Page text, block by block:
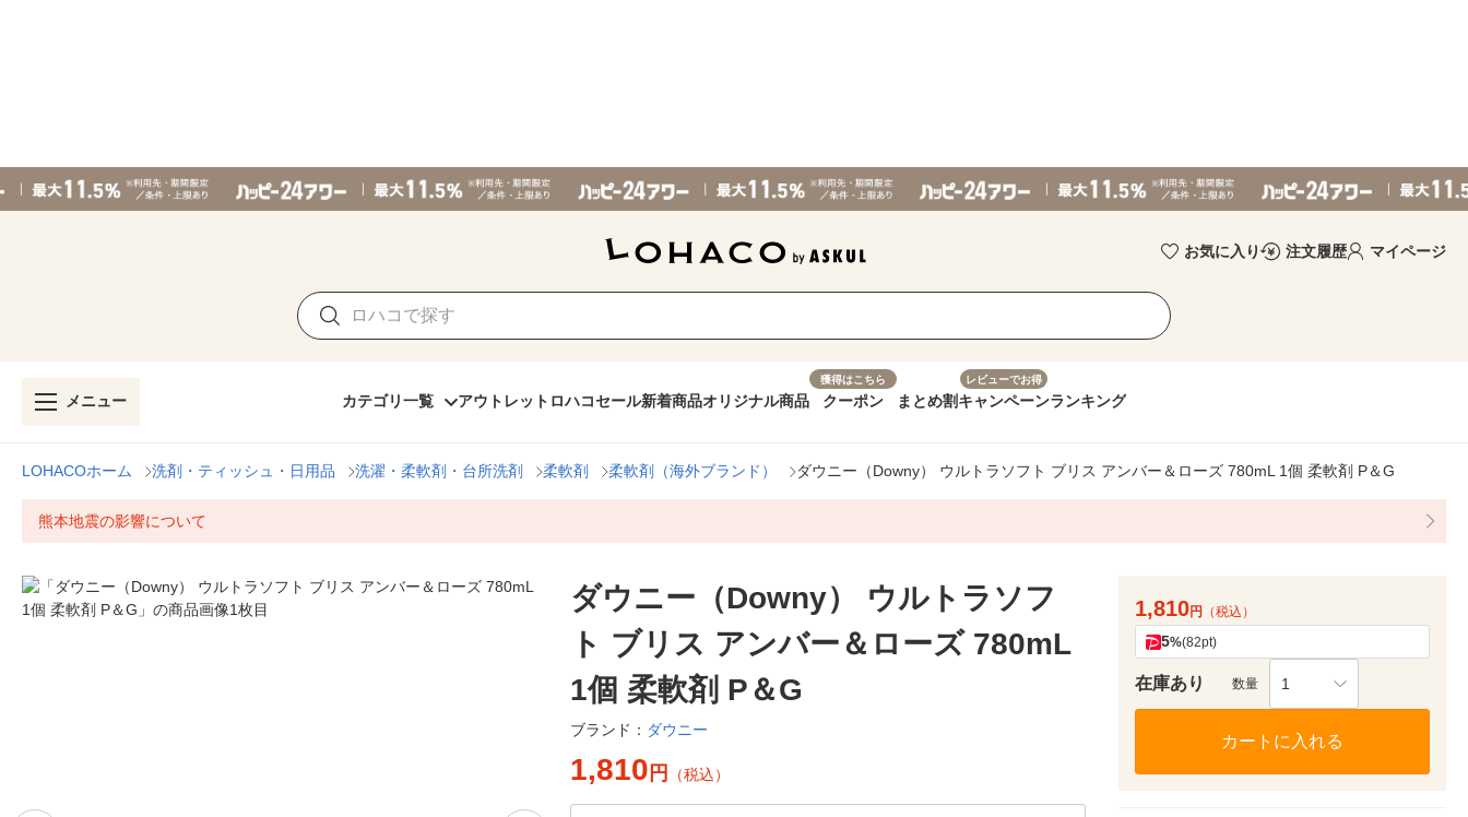
お気に入り 注文履歴 マイページ
メニュー カテゴリ一覧 アウトレット ロハコセール新着商品オリジナル商品
獲得はこちら
クーポン まとめ割
レビューでお得
キャンペーンランキング
LOHACOホーム 洗剤・ティッシュ・日用品 洗濯・柔軟剤・台所洗剤 柔軟剤 柔軟剤（海外ブランド） ダウニー（Downy） ウルトラソフト ブリス アンバー＆ローズ 780mL 1個 柔軟剤 P＆G
熊本地震の影響について
ダウニー（Downy） ウルトラソフ
ト ブリス アンバー＆ローズ 780mL
1個 柔軟剤 P＆G
ブランド： ダウニー
1,810 円 （税込）
1,810円 （税込）
5%(82pt)
在庫あり 数量 1
カートに入れる